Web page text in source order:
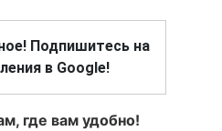
Подпишитесь на
в Google!
где вам удобно!